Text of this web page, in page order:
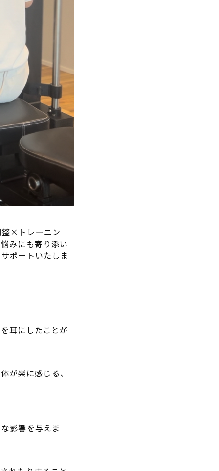
整×トレーニン
みにも寄り添い
ポートいたしま
耳にしたことが
が楽に感じる、
影響を与えま